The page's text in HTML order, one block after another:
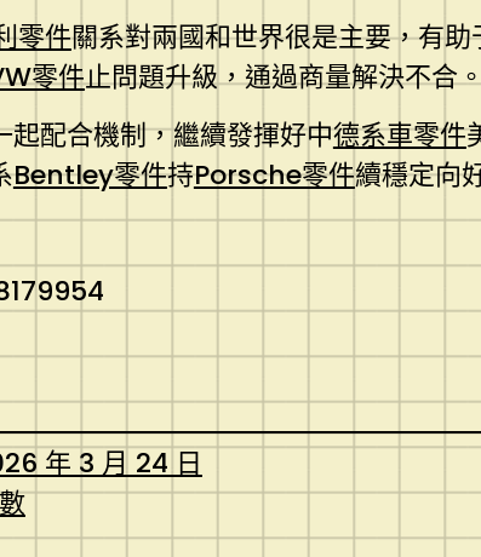
零件關系對兩國和世界很是主要，有
零件止問題升級，通過商量解決不合
配合機制，繼續發揮好中德系車零件
Bentley零件持Porsche零件續穩定向
年 3 月 24 日